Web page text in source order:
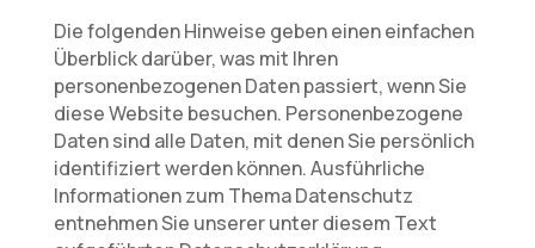
Die folgenden Hinweise geben einen einfachen
Überblick darüber, was mit Ihren
personenbezogenen Daten passiert, wenn Sie
diese Website besuchen. Personenbezogene
Daten sind alle Daten, mit denen Sie persönlich
identifiziert werden können. Ausführliche
Informationen zum Thema Datenschutz
entnehmen Sie unserer unter diesem Text